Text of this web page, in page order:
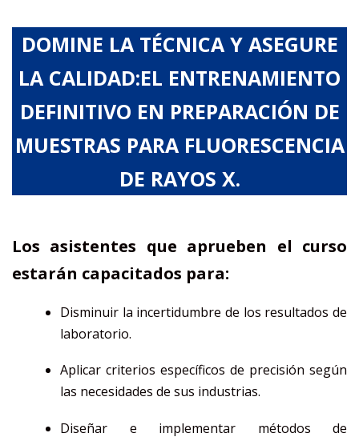
DOMINE LA TÉCNICA Y ASEGURE
LA CALIDAD:EL ENTRENAMIENTO
DEFINITIVO EN PREPARACIÓN DE
MUESTRAS PARA FLUORESCENCIA
DE RAYOS X.
Los asistentes que aprueben el curso
estarán capacitados para:
Disminuir la incertidumbre de los resultados de
laboratorio.
Aplicar criterios específicos de precisión según
las necesidades de sus industrias.
Diseñar e implementar métodos de